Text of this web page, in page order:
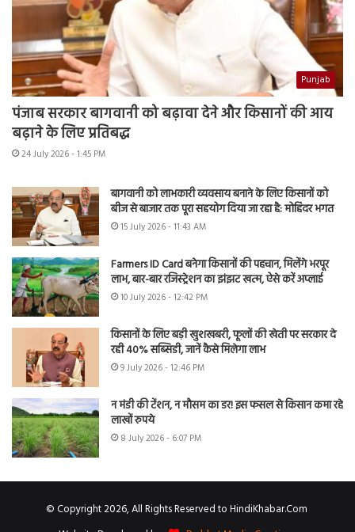
Punjab
पंजाब सरकार बागवानी को बढ़ावा देने और किसानों की आय
बढ़ाने के लिए प्रतिबद्ध
24 July 2026 - 1:45 PM
बागवानी को लाभकारी व्यवसाय बनाने के लिए किसानों को
बीज से बाजार तक पूरा सहयोग दिया जा रहा है: मोहिंदर भगत
15 July 2026 - 11:43 AM
Farmers ID Card बनेगा किसानों की पहचान, मिलेंगे भरपूर
लाभ, बार-बार रजिस्ट्रेशन का झंझट खत्म, ऐसे करें अप्लाई
10 July 2026 - 12:42 PM
किसानों के लिए बड़ी खुशखबरी, फूलों की खेती पर सरकार दे
रही 40% सब्सिडी, जानें कैसे मिलेगा लाभ
9 July 2026 - 12:46 PM
न मंडी की टेंशन, न मौसम का डर! इस फसल से किसान कमा रहे
लाखों रुपये
8 July 2026 - 6:07 PM
© Copyright 2026, All Rights Reserved to HindiKhabar.Com